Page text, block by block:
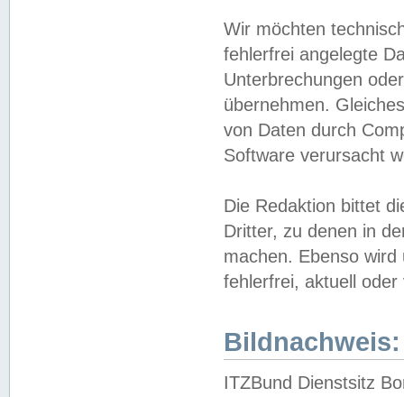
Wir möchten
fehlerfrei angelegte
Unterbrechungen
übernehmen.
von Daten durch
Software verursacht
Die Redaktion bittet
Dritter, zu denen in
machen. Ebenso
fehlerfrei, aktuell oder
Bildnachweis:
ITZBund Dienstsitz